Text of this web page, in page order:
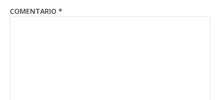
COMENTARIO *